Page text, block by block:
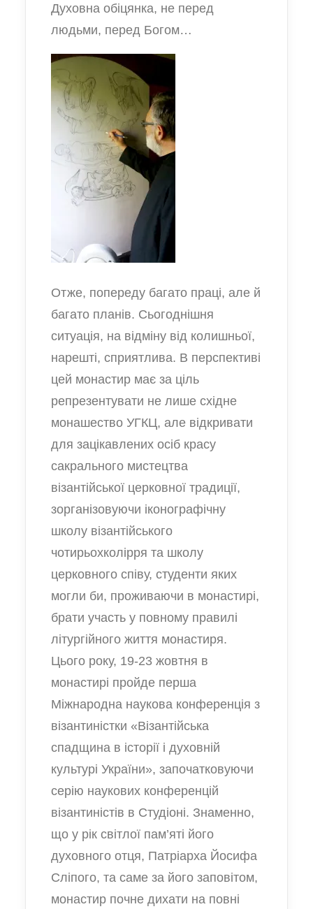
Духовна обіцянка, не перед
людьми, перед Богом…
Отже, попереду багато праці, але й
багато планів. Сьогоднішня
ситуація, на відміну від колишньої,
нарешті, сприятлива. В перспективі
цей монастир має за ціль
репрезентувати не лише східне
монашество УГКЦ, але відкривати
для зацікавлених осіб красу
сакрального мистецтва
візантійської церковної традиції,
зорганізовуючи іконографічну
школу візантійського
чотирьохколірря та школу
церковного співу, студенти яких
могли би, проживаючи в монастирі,
брати участь у повному правилі
літургійного життя монастиря.
Цього року, 19-23 жовтня в
монастирі пройде перша
Міжнародна наукова конференція з
візантиністки «Візантійська
спадщина в історії і духовній
культурі України», започатковуючи
серію наукових конференцій
візантиністів в Студіоні. Знаменно,
що у рік світлої пам’яті його
духовного отця, Патріарха Йосифа
Сліпого, та саме за його заповітом,
монастир почне дихати на повні